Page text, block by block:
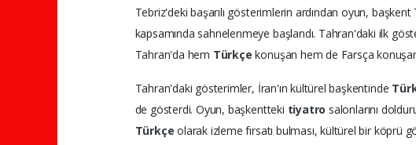
Tebriz'deki başarılı gösterimlerin ardından oyun,
kapsamında sahnelenmeye başlandı. Tahran'daki ilk
Tahran'da hem Türkçekonuşan hem de Farsça
Tahran'daki gösterimler, İran'ın kültürel başkentinde
de gösterdi. Oyun, başkentteki tiyatro salonlarını
Türkçeolarak izleme fırsatı bulması, kültürel bir köprü